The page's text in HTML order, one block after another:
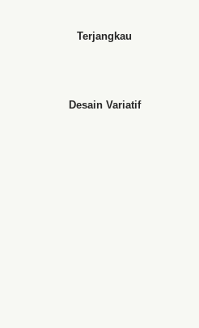
Terjangkau
Desain Variatif